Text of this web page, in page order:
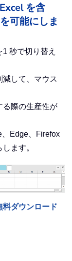
を含
可能にしま
秒で切り替え
して、マウス
る際の生産性が
Edge、Firefox
ます。
料ダウンロード